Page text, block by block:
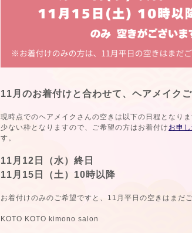
11月のお着付けと合わせて、ヘアメイク
現時点でのヘアメイクさんの空きは以下の日程となりま
少ない枠となりますので、ご希望の方はお着付け お申
す。
11月12日（水）終日
11月15日（土）10時以降
お着付けのみのご希望ですと、11月平日の空きはまだ
KOTO KOTO kimono salon